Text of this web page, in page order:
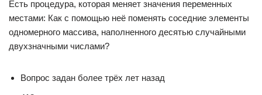
Есть процедура, которая меняет значения переменных
местами: Как с помощью неё поменять соседние элементы
одномерного массива, наполненного десятью случайными
двухзначными числами?
Вопрос задан более трёх лет назад